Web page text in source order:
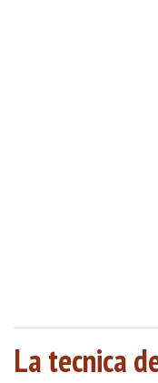
La tecnica